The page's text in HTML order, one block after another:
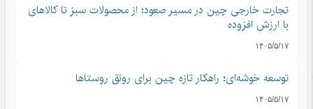
تجارت خارجی چین در مسیر صعود؛ از محصولات سبز تا کالاهای
با ارزش افزوده
۱۴۰۵/۵/۱۷
توسعه خوشه‌ای؛ راهکار تازه چین برای رونق روستاها
۱۴۰۵/۵/۱۷